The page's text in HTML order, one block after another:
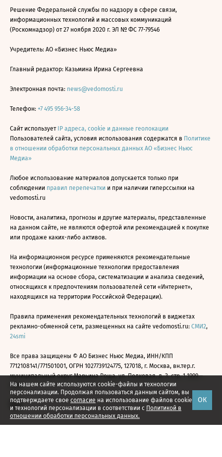
На нашем сайте используются cookie-файлы и технологии
персонализации. Продолжая пользоваться данным сайтом, вы
подтверждаете свое согласие на использование файлов cookie
и технологий персонализации в соответствии с Политикой в
отношении обработки персональных данных.
ОК
Решение Федеральной службы по надзору в сфере связи,
информационных технологий и массовых коммуникаций
(Роскомнадзор) от 27 ноября 2020 г. ЭЛ № ФС 77-79546
Учредитель: АО «Бизнес Ньюс Медиа»
Главный редактор: Казьмина Ирина Сергеевна
Электронная почта: news@vedomosti.ru
Телефон: +7 495 956-34-58
Сайт использует IP адреса, cookie и данные геолокации
Пользователей сайта, условия использования содержатся в Политике
в отношении обработки персональных данных АО «Бизнес Ньюс
Медиа»
Любое использование материалов допускается только при
соблюдении правил перепечатки и при наличии гиперссылки на
vedomosti.ru
Новости, аналитика, прогнозы и другие материалы, представленные
на данном сайте, не являются офертой или рекомендацией к покупке
или продаже каких-либо активов.
На информационном ресурсе применяются рекомендательные
технологии (информационные технологии предоставления
информации на основе сбора, систематизации и анализа сведений,
относящихся к предпочтениям пользователей сети «Интернет»,
находящихся на территории Российской Федерации).
Правила применения рекомендательных технологий в виджетах
рекламно-обменной сети, размещенных на сайте vedomosti.ru: СМИ2,
24smi
Все права защищены © АО Бизнес Ньюс Медиа, ИНН/КПП
7712108141/771501001, ОГРН 1027739124775, 127018, г. Москва, вн.тер.г.
муниципальный округ Марьина Роща, ул. Полковая, д. 3, стр. 1 1999—
2026